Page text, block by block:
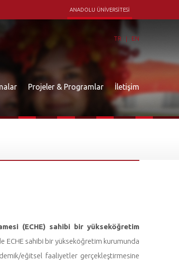
ANADOLU ÜNİVERSİTESİ
TR EN
Projeler & Programlar İletişim
(ECHE) sahibi bir yükseköğretim
ECHE sahibi bir yükseköğretim kurumunda
eğitsel faaliyetler gerçekleştirmesine